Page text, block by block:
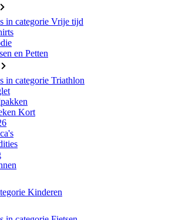
in categorie Vrije tijd
en Petten
in categorie Triathlon
Kort
Kinderen